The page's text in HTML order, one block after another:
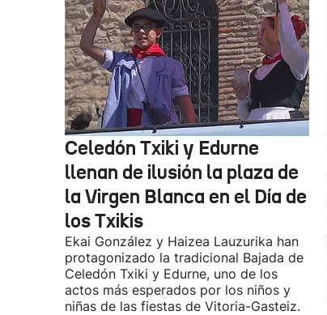
Celedón Txiki y Edurne
llenan de ilusión la plaza de
la Virgen Blanca en el Día de
los Txikis
Ekai González y Haizea Lauzurika han
protagonizado la tradicional Bajada de
Celedón Txiki y Edurne, uno de los
actos más esperados por los niños y
niñas de las fiestas de Vitoria-Gasteiz.